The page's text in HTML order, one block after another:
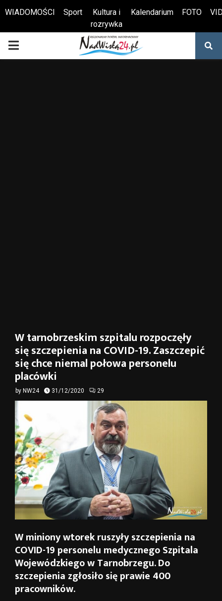
Otwórz pasek narzędzi
WIADOMOŚCI Sport
Kultura i
rozrywka
Kalendarium FOTO
PRIMARY
W tarnobrzeskim szpitalu rozpoczęły
się szczepienia na COVID-19. Zaszczepić
się chce niemal połowa personelu
placówki
by NW24 31/12/2020 29
W miniony wtorek ruszyły szczepienia na
COVID-19 personelu medycznego Szpitala
Wojewódzkiego w Tarnobrzegu. Do
szczepienia zgłosiło się prawie 400
pracowników.